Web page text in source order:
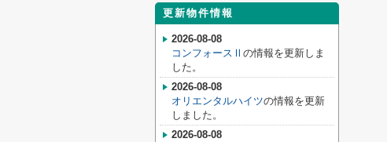
更新物件情報
2026-08-08
コンフォースⅡ の情報を更新しま
した。
2026-08-08
オリエンタルハイツの情報を更新
しました。
2026-08-08